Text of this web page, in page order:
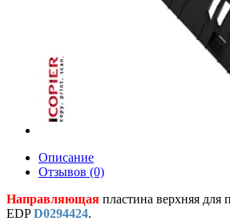
Описание
Отзывов (0)
Направляющая пластина верхняя
EDPD0294424.